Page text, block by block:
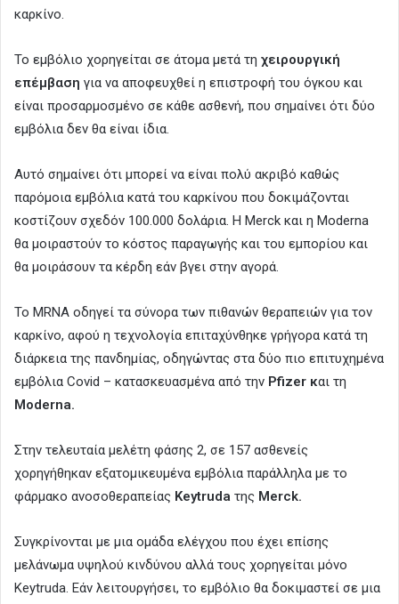
καρκίνο.
Το εμβόλιο χορηγείται σε άτομα μετά τη χειρουργική
επέμβαση για να αποφευχθεί η επιστροφή του όγκου και
είναι προσαρμοσμένο σε κάθε ασθενή, που σημαίνει ότι δύο
εμβόλια δεν θα είναι ίδια.
Αυτό σημαίνει ότι μπορεί να είναι πολύ ακριβό καθώς
παρόμοια εμβόλια κατά του καρκίνου που δοκιμάζονται
κοστίζουν σχεδόν 100.000 δολάρια. Η Merck και η Moderna
θα μοιραστούν το κόστος παραγωγής και του εμπορίου και
θα μοιράσουν τα κέρδη εάν βγει στην αγορά.
Το MRNA οδηγεί τα σύνορα των πιθανών θεραπειών για τον
καρκίνο, αφού η τεχνολογία επιταχύνθηκε γρήγορα κατά τη
διάρκεια της πανδημίας, οδηγώντας στα δύο πιο επιτυχημένα
εμβόλια Covid – κατασκευασμένα από την Pfizer και τη
Moderna.
Στην τελευταία μελέτη φάσης 2, σε 157 ασθενείς
χορηγήθηκαν εξατομικευμένα εμβόλια παράλληλα με το
φάρμακο ανοσοθεραπείας Keytruda της Merck.
Συγκρίνονται με μια ομάδα ελέγχου που έχει επίσης
μελάνωμα υψηλού κινδύνου αλλά τους χορηγείται μόνο
Keytruda. Εάν λειτουργήσει, το εμβόλιο θα δοκιμαστεί σε μια